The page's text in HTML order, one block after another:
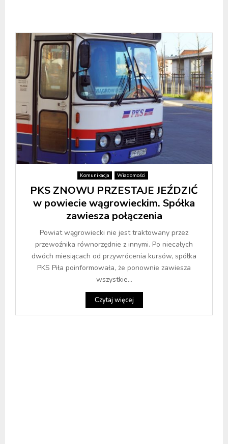
Komunikacja Wiadomości
PKS ZNOWU PRZESTAJE JEŹDZIĆ
w powiecie wągrowieckim. Spółka
zawiesza połączenia
Powiat wągrowiecki nie jest traktowany przez
przewoźnika równorzędnie z innymi. Po niecałych
dwóch miesiącach od przywrócenia kursów, spółka
PKS Piła poinformowała, że ponownie zawiesza
wszystkie...
Czytaj więcej